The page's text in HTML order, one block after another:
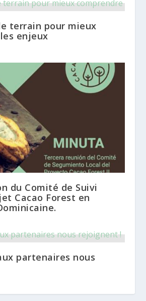
terrain pour mieux
enjeux
du Comité de Suivi
Cacao Forest en
partenaires nous